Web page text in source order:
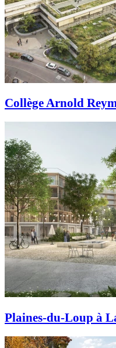
Collège Arnold
Plaines-du-Loup à